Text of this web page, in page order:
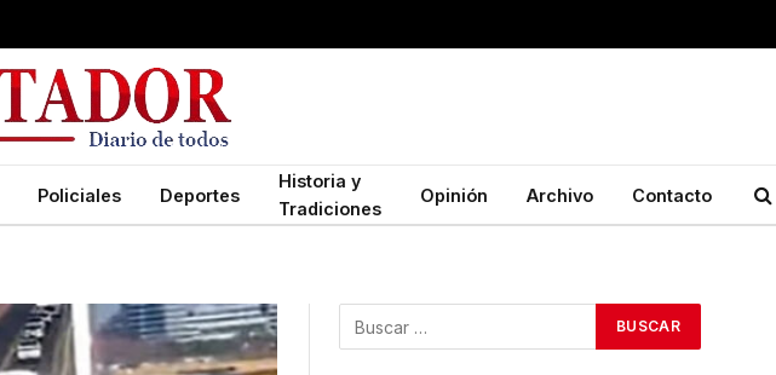
Policiales Deportes
Historia y
Tradiciones
Opinión Archivo Contacto